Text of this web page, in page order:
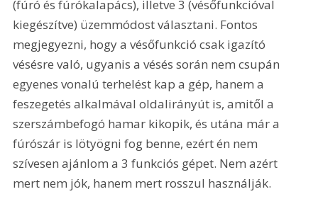
(fúró és fúrókalapács), illetve 3 (vésőfunkcióval
kiegészítve) üzemmódost választani. Fontos
megjegyezni, hogy a vésőfunkció csak igazító
vésésre való, ugyanis a vésés során nem csupán
egyenes vonalú terhelést kap a gép, hanem a
feszegetés alkalmával oldalirányút is, amitől a
szerszámbefogó hamar kikopik, és utána már a
fúrószár is lötyögni fog benne, ezért én nem
szívesen ajánlom a 3 funkciós gépet. Nem azért
mert nem jók, hanem mert rosszul használják.